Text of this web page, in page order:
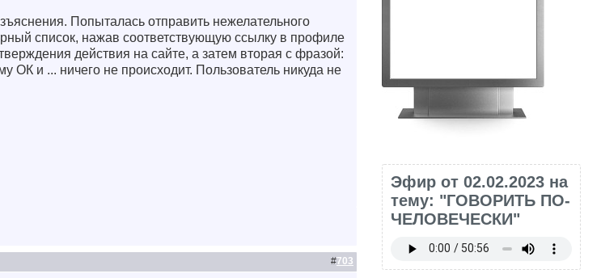
Попыталась отправить нежелательного
список, нажав соответствующую ссылку в профиле
действия на сайте, а затем вторая с фразой:
и ... ничего не происходит. Пользователь никуда не
#703
Эфир от 02.02.2023 на
тему: "ГОВОРИТЬ ПО-
ЧЕЛОВЕЧЕСКИ"